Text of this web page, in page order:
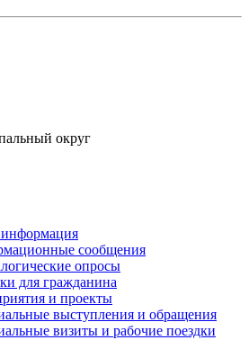
округ
сообщения
опросы
для гражданина
и проекты
выступления и обращения
визиты и рабочие поездки